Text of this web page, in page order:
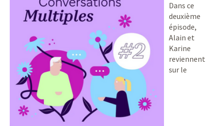
Dans ce
deuxième
épisode,
Alain et
Karine
reviennent
sur le